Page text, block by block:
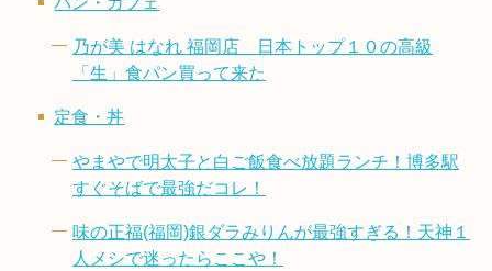
乃が美 はなれ 福岡店 日本トップ１０の高級
「生」食パン買って来た
定食・丼
やまやで明太子と白ご飯食べ放題ランチ！博多駅
すぐそばで最強だコレ！
味の正福(福岡)銀ダラみりんが最強すぎる！天神１
人メシで迷ったらここや！